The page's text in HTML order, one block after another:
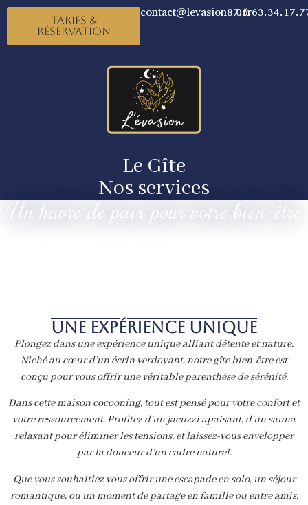
Tarifs &
Réservation
contact@levasion87.fr
Le Gîte
Nos services
Un havre de paix pour votre bien-être
Une expérience unique
Plongez dans une expérience unique alliant détente et nature.
Niché au cœur d’un écrin verdoyant, notre gîte bien-être est
conçu pour vous offrir une véritable parenthèse de sérénité.
Dans cette maison cocooning, tout est pensé pour votre confort et
votre ressourcement. Profitez d’un jacuzzi apaisant, d’un sauna
relaxant pour éliminer les tensions, et laissez-vous envelopper
par la douceur d’un cadre naturel.
Que vous souhaitiez vous offrir une escapade en solo, un séjour
romantique, ou un moment de partage en famille ou entre amis,